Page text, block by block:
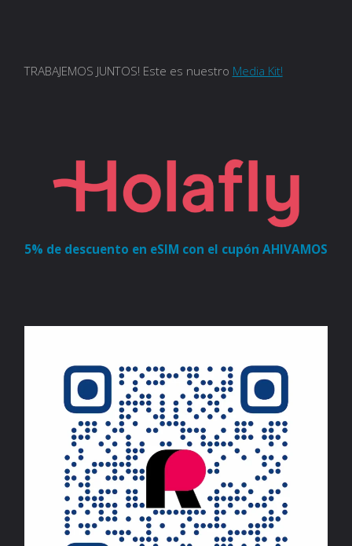
TRABAJEMOS JUNTOS! Este es nuestro Media Kit!
5% de descuento en eSIM con el cupón AHIVAMOS